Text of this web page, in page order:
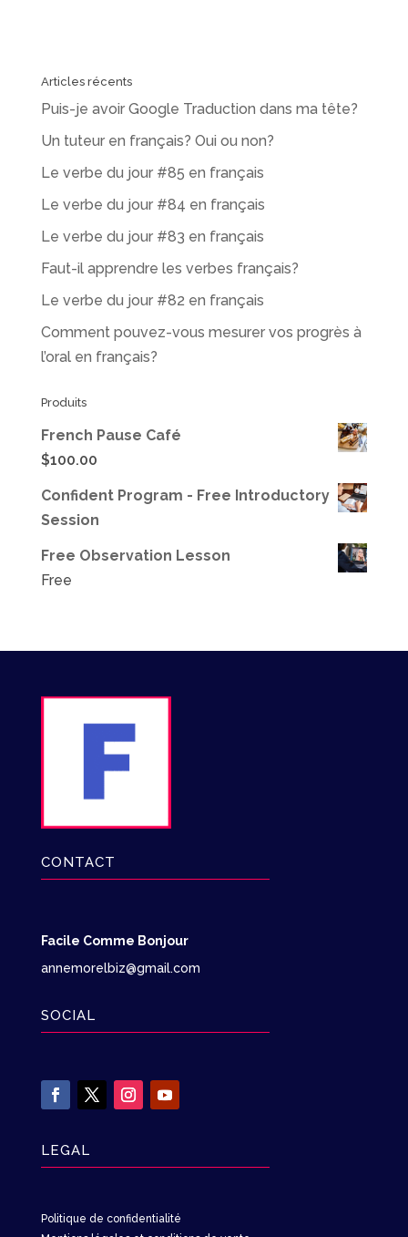
Articles récents
Puis-je avoir Google Traduction dans ma tête?
Un tuteur en français? Oui ou non?
Le verbe du jour #85 en français
Le verbe du jour #84 en français
Le verbe du jour #83 en français
Faut-il apprendre les verbes français?
Le verbe du jour #82 en français
Comment pouvez-vous mesurer vos progrès à
l’oral en français?
Produits
French Pause Café
$100.00
Confident Program - Free Introductory
Session
Free Observation Lesson
Free
CONTACT
Facile Comme Bonjour
annemorelbiz@gmail.com
SOCIAL
LEGAL
Politique de confidentialité